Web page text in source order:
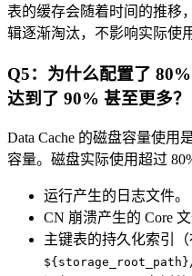
表的缓存会随着时间的推移
辑逐渐淘汰，不影响实际使用
Q5：为什么配置了
达到了 90% 甚至更多？
Data Cache 的磁盘容量使用
容量。磁盘实际使用超过
运行产生的日志文件。
CN 崩溃产生的 Core 文
主键表的持久化索引